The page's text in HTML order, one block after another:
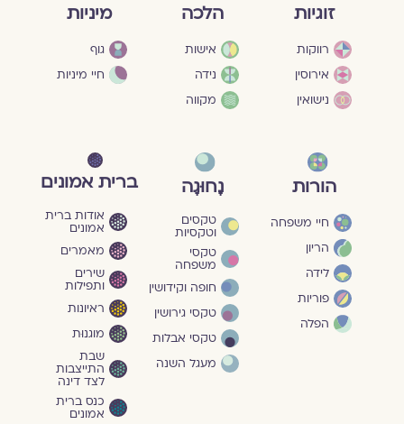
זוגיות
רווקות
אירוסין
נישואין
הלכה
אישות
נידה
מקווה
מיניות
גוף
חיי מיניות
הורות
חיי משפחה
הריון
לידה
פוריות
הפלה
נָחוּגָה
טקסים
וטקסיות
טקסי
משפחה
חופה וקידושין
טקסי גירושין
טקסי אבלות
מעגל השנה
ברית אמונים
אודות ברית
אמונים
מאמרים
שירים
ותפילות
ראיונות
מוגנוּת
שבת
התייצבות
לצד דינה
כנס ברית
אמונים